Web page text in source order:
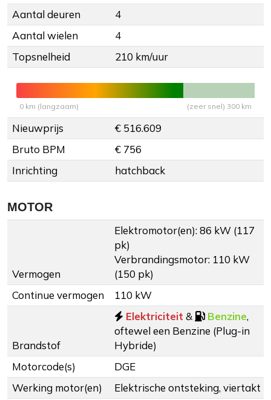
Aantal deuren
4
Aantal wielen
4
Topsnelheid
210 km/uur
0 km (langzaam) (zeer snel) 300 km
Nieuwprijs
€ 516.609
Bruto BPM
€ 756
Inrichting
hatchback
MOTOR
Vermogen
Elektromotor(en): 86 kW (117
pk)
Verbrandingsmotor: 110 kW
(150 pk)
Continue vermogen
110 kW
Brandstof
Elektriciteit & Benzine,
oftewel een Benzine (Plug-in
Hybride)
Motorcode(s)
DGE
Werking motor(en)
Elektrische ontsteking, viertakt